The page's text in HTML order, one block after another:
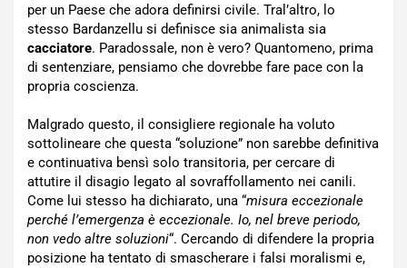
per un Paese che adora definirsi civile. Tral’altro, lo
stesso Bardanzellu si definisce sia animalista sia
cacciatore. Paradossale, non è vero? Quantomeno, prima
di sentenziare, pensiamo che dovrebbe fare pace con la
propria coscienza.
Malgrado questo, il consigliere regionale ha voluto
sottolineare che questa “soluzione” non sarebbe definitiva
e continuativa bensì solo transitoria, per cercare di
attutire il disagio legato al sovraffollamento nei canili.
Come lui stesso ha dichiarato, una “misura eccezionale
perché l’emergenza è eccezionale. Io, nel breve periodo,
non vedo altre soluzioni“. Cercando di difendere la propria
posizione ha tentato di smascherare i falsi moralismi e,